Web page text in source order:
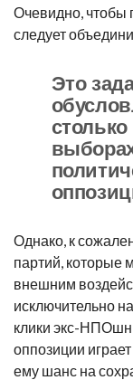
Очевидно, чтобы
следует
Это
Однако, к
партий, которые
внешним
исключительно
клики экс-
оппозиции
ему шанс на